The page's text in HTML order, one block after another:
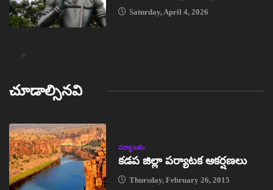
Saturday, April 4, 2026
చూడాల్సినవి
పర్యాటకం
కడప జిల్లా పర్యాటక ఆకర్షణలు
Thursday, February 26, 2015